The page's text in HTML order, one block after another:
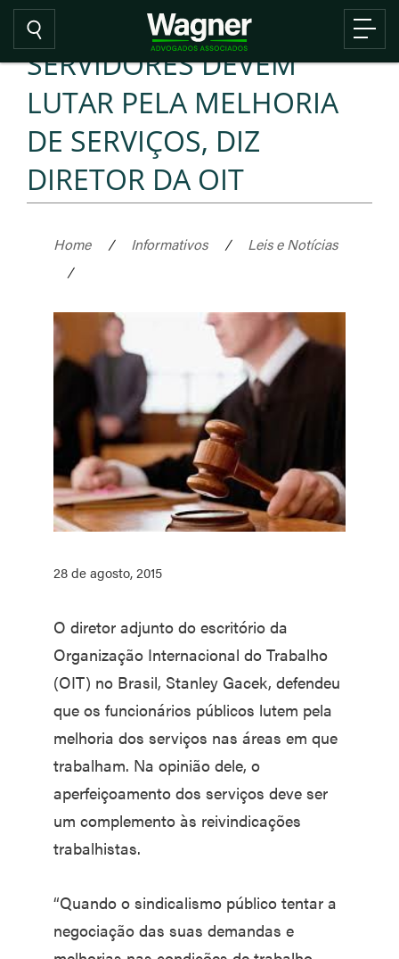
SERVIDORES DEVEM
LUTAR PELA MELHORIA
DE SERVIÇOS, DIZ
DIRETOR DA OIT
Home / Informativos /
Leis e Notícias
/
28 de agosto, 2015
O diretor adjunto do escritório da
Organização Internacional do Trabalho
(OIT) no Brasil, Stanley Gacek, defendeu
que os funcionários públicos lutem pela
melhoria dos serviços nas áreas em que
trabalham. Na opinião dele, o
aperfeiçoamento dos serviços deve ser
um complemento às reivindicações
trabalhistas.
“Quando o sindicalismo público tentar a
negociação das suas demandas e